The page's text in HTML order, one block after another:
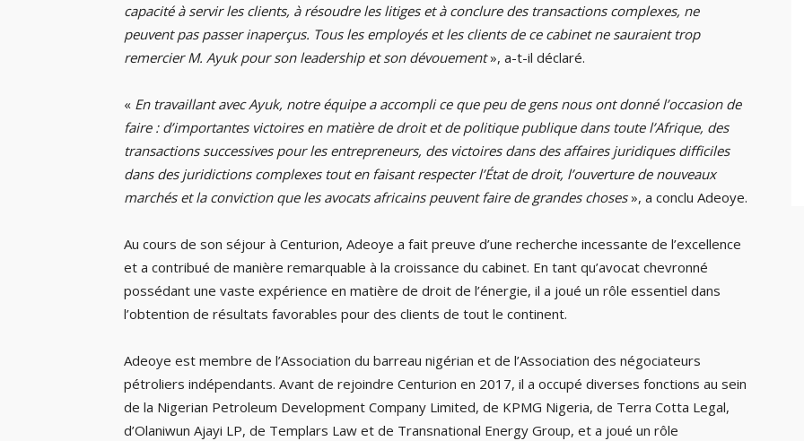
capacité à servir les clients, à résoudre les litiges et à conclure des transactions complexes, ne
peuvent pas passer inaperçus. Tous les employés et les clients de ce cabinet ne sauraient trop
remercier M. Ayuk pour son leadership et son dévouement», a-t-il déclaré.
« En travaillant avec Ayuk, notre équipe a accompli ce que peu de gens nous ont donné l’occasion de
faire : d’importantes victoires en matière de droit et de politique publique dans toute l’Afrique, des
transactions successives pour les entrepreneurs, des victoires dans des affaires juridiques difficiles
dans des juridictions complexes tout en faisant respecter l’État de droit, l’ouverture de nouveaux
marchés et la conviction que les avocats africains peuvent faire de grandes choses», a conclu Adeoye.
Au cours de son séjour à Centurion, Adeoye a fait preuve d’une recherche incessante de l’excellence
et a contribué de manière remarquable à la croissance du cabinet. En tant qu’avocat chevronné
possédant une vaste expérience en matière de droit de l’énergie, il a joué un rôle essentiel dans
l’obtention de résultats favorables pour des clients de tout le continent.
Adeoye est membre de l’Association du barreau nigérian et de l’Association des négociateurs
pétroliers indépendants. Avant de rejoindre Centurion en 2017, il a occupé diverses fonctions au sein
de la Nigerian Petroleum Development Company Limited, de KPMG Nigeria, de Terra Cotta Legal,
d’Olaniwun Ajayi LP, de Templars Law et de Transnational Energy Group, et a joué un rôle